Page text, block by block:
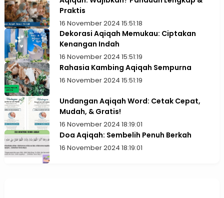
Praktis
16 November 2024 15:51:18
Dekorasi Aqiqah Memukau: Ciptakan
Kenangan Indah
16 November 2024 15:51:19
Rahasia Kambing Aqiqah Sempurna
16 November 2024 15:51:19
Undangan Aqiqah Word: Cetak Cepat,
Mudah, & Gratis!
16 November 2024 18:19:01
Doa Aqiqah: Sembelih Penuh Berkah
16 November 2024 18:19:01